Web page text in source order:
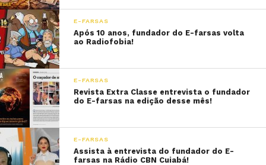
E-FARSAS
Após 10 anos, fundador do E-farsas volta
ao Radiofobia!
E-FARSAS
Revista Extra Classe entrevista o fundador
do E-farsas na edição desse mês!
E-FARSAS
Assista à entrevista do fundador do E-
farsas na Rádio CBN Cuiabá!